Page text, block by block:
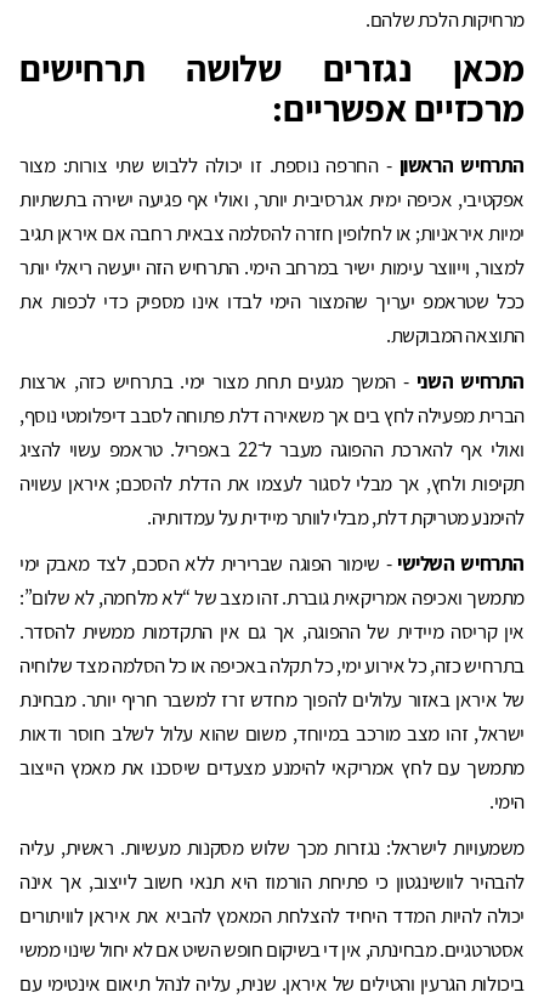
מרחיקות הלכת שלהם.
מכאן נגזרים שלושה תרחישים
מרכזיים אפשריים:
התרחיש הראשון - החרפה נוספת. זו יכולה ללבוש שתי צורות: מצור
אפקטיבי, אכיפה ימית אגרסיבית יותר, ואולי אף פגיעה ישירה בתשתיות
ימיות איראניות; או לחלופין חזרה להסלמה צבאית רחבה אם איראן תגיב
למצור, וייווצר עימות ישיר במרחב הימי. התרחיש הזה ייעשה ריאלי יותר
ככל שטראמפ יעריך שהמצור הימי לבדו אינו מספיק כדי לכפות את
התוצאה המבוקשת.
התרחיש השני - המשך מגעים תחת מצור ימי. בתרחיש כזה, ארצות
הברית מפעילה לחץ בים אך משאירה דלת פתוחה לסבב דיפלומטי נוסף,
ואולי אף להארכת ההפוגה מעבר ל־22 באפריל. טראמפ עשוי להציג
תקיפות ולחץ, אך מבלי לסגור לעצמו את הדלת להסכם; איראן עשויה
להימנע מטריקת דלת, מבלי לוותר מיידית על עמדותיה.
התרחיש השלישי- שימור הפוגה שברירית ללא הסכם, לצד מאבק ימי
מתמשך ואכיפה אמריקאית גוברת. זהו מצב של “לא מלחמה, לא שלום”:
אין קריסה מיידית של ההפוגה, אך גם אין התקדמות ממשית להסדר.
בתרחיש כזה, כל אירוע ימי, כל תקלה באכיפה או כל הסלמה מצד שלוחיה
של איראן באזור עלולים להפוך מחדש זרז למשבר חריף יותר. מבחינת
ישראל, זהו מצב מורכב במיוחד, משום שהוא עלול לשלב חוסר ודאות
מתמשך עם לחץ אמריקאי להימנע מצעדים שיסכנו את מאמץ הייצוב
הימי.
משמעויות לישראל: נגזרות מכך שלוש מסקנות מעשיות. ראשית, עליה
להבהיר לוושינגטון כי פתיחת הורמוז היא תנאי חשוב לייצוב, אך אינה
יכולה להיות המדד היחיד להצלחת המאמץ להביא את איראן לוויתורים
אסטרטגיים. מבחינתה, אין די בשיקום חופש השיט אם לא יחול שינוי ממשי
ביכולות הגרעין והטילים של איראן. שנית, עליה לנהל תיאום אינטימי עם